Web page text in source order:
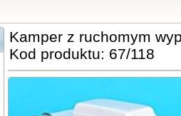
Kamper z ruchomym
Kod produktu: 67/118